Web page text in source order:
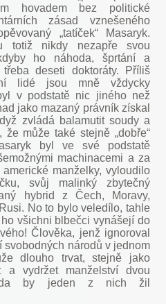
hovadem bez politické
zásad vznešeného
„tatíček“ Masaryk.
totiž nikdy nezapře svou
ho náhoda, šprtání a
deseti doktoráty. Příliš
lidé jsou mně vždycky
v podstatě nic jiného než
jako mazaný právník získal
zvládá balamutit soudy a
může také stejně „dobře“
byl ve své podstatě
machinacemi a za
manželky, vyloudilo
svůj malinký zbytečný
hybrid z Čech, Moravy,
No to bylo veledílo, tahle
všichni blbečci vynášejí do
Člověka, jenž ignoroval
svobodných národů v jednom
dlouho trvat, stejně jako
a vydržet manželství dvou
by jeden z nich žil